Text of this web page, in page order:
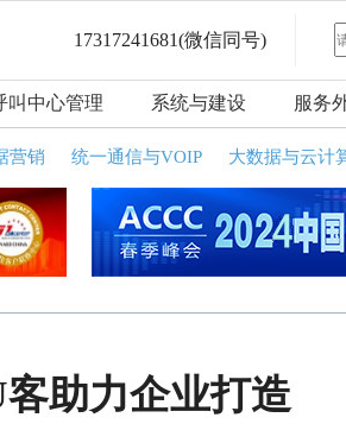
17317241681(微信同号)
叫中心管理 系统与建设 服务
营销 统一通信与VOIP 大数据与云计
助力企业打造